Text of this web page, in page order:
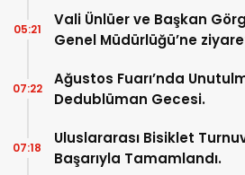
Vali Ünlüer ve Başkan
Genel Müdürlüğü’ne
05:21
Ağustos Fuarı’nda
Dedublüman Gecesi.
07:22
Uluslararası Bisiklet
Başarıyla Tamamlandı.
07:18